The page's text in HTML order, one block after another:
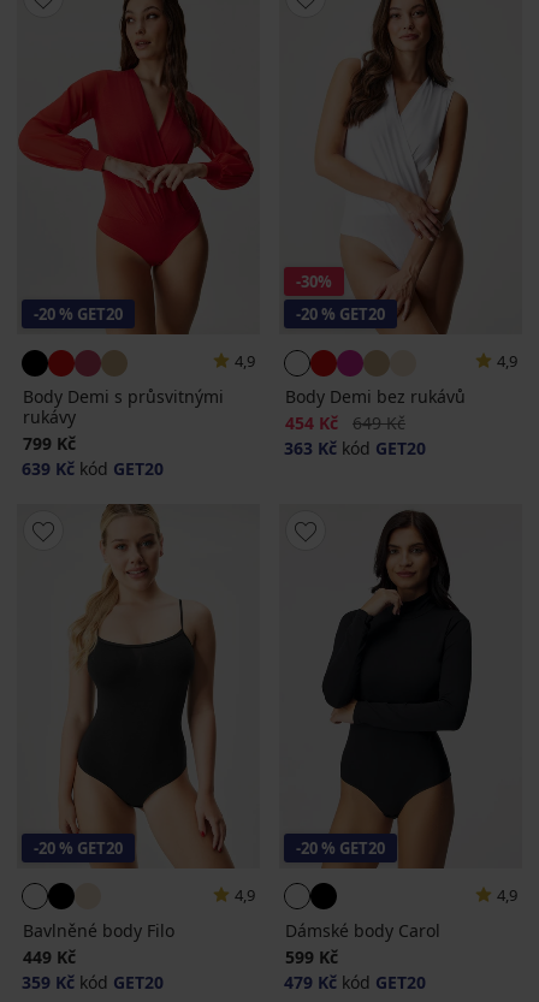
-20 % GET20
4,9
Body Demi s průsvitnými
rukávy
799 Kč
639 Kč kód GET20
-30%
-20 % GET20
4,9
Body Demi bez rukávů
Sleva
454 Kč Původní cena
649 Kč
363 Kč kód GET20
-20 % GET20
4,9
Bavlněné body Filo
449 Kč
359 Kč kód GET20
-20 % GET20
4,9
Dámské body Carol
599 Kč
479 Kč kód GET20